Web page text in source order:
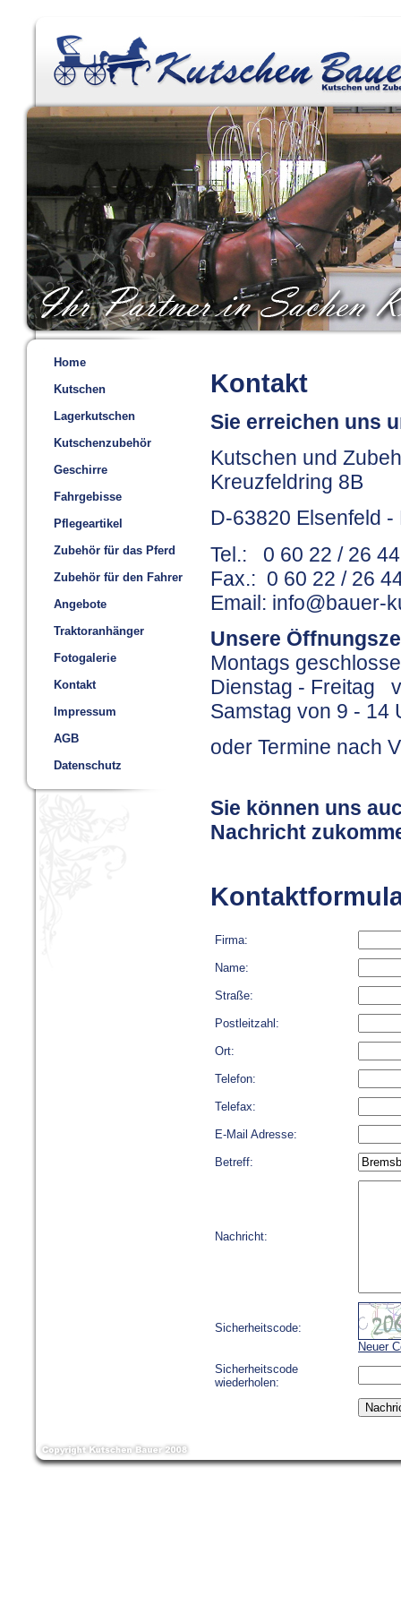
Home
Kutschen
Lagerkutschen
Kutschenzubehör
Geschirre
Fahrgebisse
Pflegeartikel
Zubehör für das Pferd
Zubehör für den Fahrer
Angebote
Traktoranhänger
Fotogalerie
Kontakt
Impressum
AGB
Datenschutz
Kontakt
Sie erreichen uns
Kutschen und
Kreuzfeldring 8B
D-63820 Elsenfeld -
Tel.: 0 60 22 / 26
Fax.: 0 60 22 / 26
Email: info@bauer-
Unsere
Montags
Dienstag - Freitag
Samstag von 9 - 14
oder Termine nach
Sie können uns
Nachricht
Firma:
Name:
Straße:
Postleitzahl:
Ort:
Telefon:
Telefax:
E-Mail Adresse:
Betreff:
Nachricht:
Sicherheitscode:
Neuer
Sicherheitscode
wiederholen: